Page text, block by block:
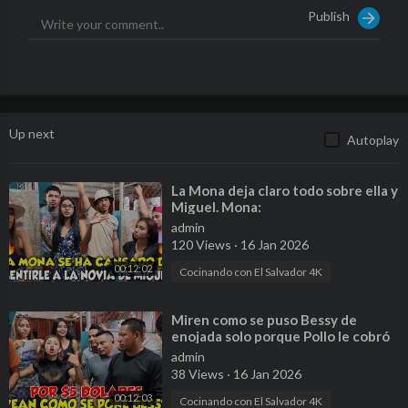
Publish
Up next Autoplay
00:12:02
⁣La Mona deja claro todo sobre ella y
Miguel. Mona:
admin
120 Views · 16 Jan 2026
Cocinando con El Salvador 4K
00:12:03
⁣Miren como se puso Bessy de
enojada solo porque Pollo le cobró
menos a Nayeli que a ella. Parte 4
admin
38 Views · 16 Jan 2026
Cocinando con El Salvador 4K